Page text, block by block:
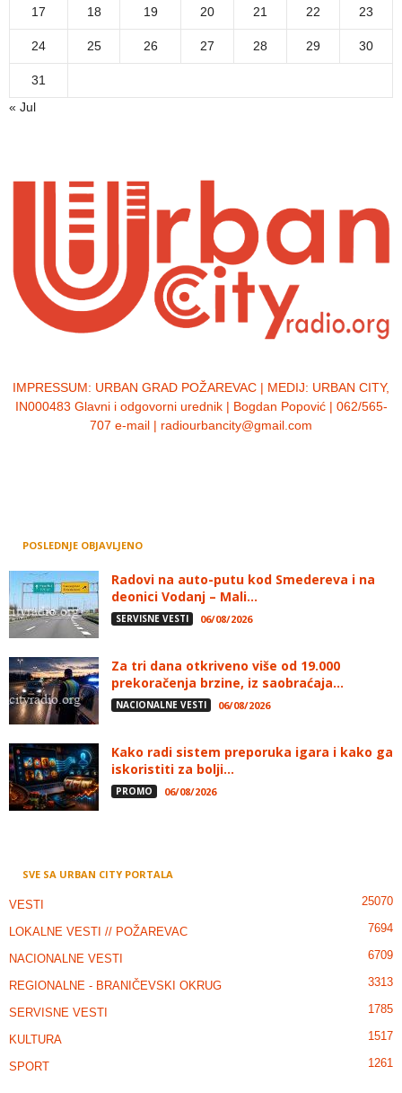
17 18 19 20 21 22 23
24 25 26 27 28 29 30
31
« Jul
IMPRESSUM: URBAN GRAD POŽAREVAC | MEDIJ: URBAN CITY,
IN000483 Glavni i odgovorni urednik | Bogdan Popović | 062/565-
707 e-mail | radiourbancity@gmail.com
POSLEDNJE OBJAVLJENO
Radovi na auto-putu kod Smedereva i na
deonici Vodanj – Mali...
SERVISNE VESTI 06/08/2026
Za tri dana otkriveno više od 19.000
prekoračenja brzine, iz saobraćaja...
NACIONALNE VESTI 06/08/2026
Kako radi sistem preporuka igara i kako ga
iskoristiti za bolji...
PROMO 06/08/2026
SVE SA URBAN CITY PORTALA
VESTI 25070
LOKALNE VESTI // POŽAREVAC 7694
NACIONALNE VESTI 6709
REGIONALNE - BRANIČEVSKI OKRUG 3313
SERVISNE VESTI 1785
KULTURA 1517
SPORT 1261